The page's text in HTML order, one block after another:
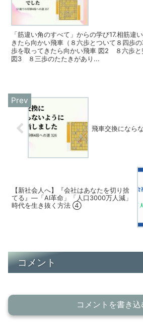
「筋違い角のすべて」からの学び17.相筋違
きたら向かい飛車（８六歩とついて８四歩
歩を取ってきたら向かい飛車 図2 ８六歩と
図3 ８三歩のたたきがあり...
飛車交換になら
【新社会人へ】『会社はあなたを切り捨
てる』—「AI革命」「人口3000万人減」
時代を生き抜く方法 ④
コメント
コメントを書き込